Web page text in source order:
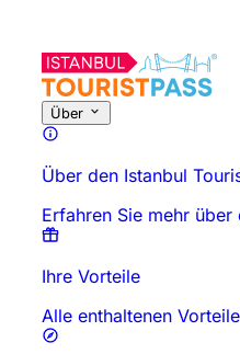
Über
Über den Istanbul
Erfahren Sie mehr
Ihre Vorteile
Alle enthaltenen